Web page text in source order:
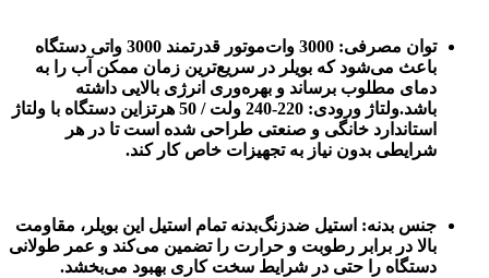
توان مصرفی: 3000 وات موتور قدرتمند 3000 واتی دستگاه
باعث می‌شود که بویلر در سریع‌ترین زمان ممکن آب را به
دمای مطلوب برساند و بهره‌وری انرژی بالایی داشته
باشد.ولتاژ ورودی: 220-240 ولت / 50 هرتز این دستگاه با ولتاژ
استاندارد خانگی و صنعتی طراحی شده است تا در هر
شرایطی بدون نیاز به تجهیزات خاص کار کند.
جنس بدنه: استیل ضدزنگ بدنه تمام استیل این بویلر، مقاومت
بالا در برابر رطوبت و حرارت را تضمین می‌کند و عمر طولانی
دستگاه را حتی در شرایط سخت کاری بهبود می‌بخشد.